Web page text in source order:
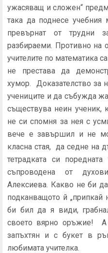
ужасяващ и сложен“
така да поднесе учебния
превърнат от трудни
разбираеми. Противно на
учителите по математика
не престава да
хумор. Доказателство за
учениците и да събужда
съществува неин ученик,
не си спомня за нея с
вече е завършил и не
класна стая, да седне на
тетрадката си
съпроводена от
Алексиева. Какво не би
подканващото й „припкай
би бил да я види,
своето вярно оръжие! А
запъхтян и с букет в
любимата учителка.